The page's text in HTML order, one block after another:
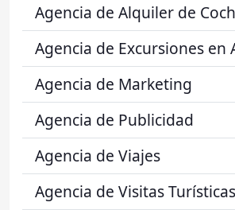
Agencia de Alquiler de
Agencia de Excursiones en
Agencia de Marketing
Agencia de Publicidad
Agencia de Viajes
Agencia de Visitas Turísticas